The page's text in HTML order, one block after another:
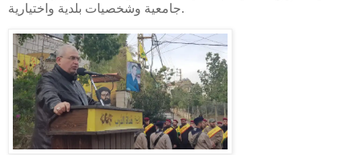
جامعية وشخصيات بلدية واختيارية.